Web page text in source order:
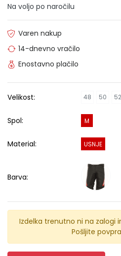
Na voljo po naročilu
Varen nakup
14-dnevno vračilo
Enostavno plačilo
Velikost: 48 50 52
Spol: M
Material: USNJE
Barva:
Izdelka trenutno ni na zalogi
Pošljite